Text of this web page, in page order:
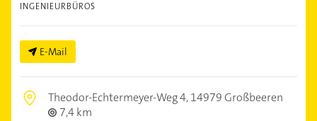
INGENIEURBÜROS
E-Mail
Theodor-Echtermeyer-Weg 4,14979 Großbeeren
7,4 km